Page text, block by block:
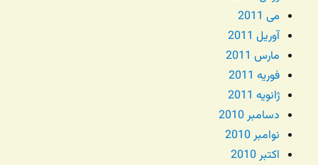
می 2011
آوریل 2011
مارس 2011
فوریه 2011
ژانویه 2011
دسامبر 2010
نوامبر 2010
اکتبر 2010